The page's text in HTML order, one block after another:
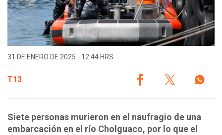
31 DE ENERO DE 2025 - 12:44 HRS.
T13
Siete personas murieron en el naufragio de una
embarcación en el río Cholguaco, por lo que el